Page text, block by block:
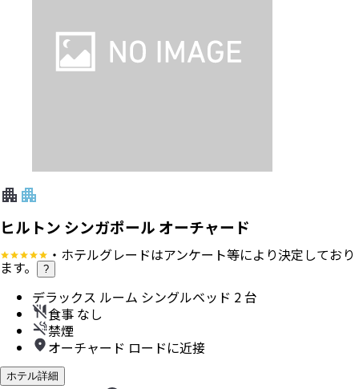
ヒルトン シンガポール オーチャード
・ホテルグレードはアンケート等により決定しており
ます。 ?
デラックス ルーム シングルベッド 2 台
食事 なし
禁煙
オーチャード ロードに近接
ホテル詳細